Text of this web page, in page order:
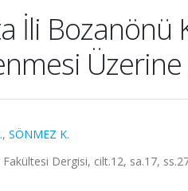
İli Bozanönü
, SÖNMEZ K.
Fakültesi Dergisi, cilt.12, sa.17,